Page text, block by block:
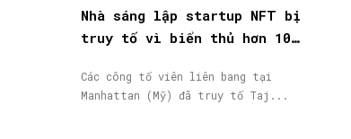
Nhà sáng lập startup NFT bị
truy tố vì biển thủ hơn 10
Các công tố viên liên bang tại
Manhattan (Mỹ) đã truy tố Taj...